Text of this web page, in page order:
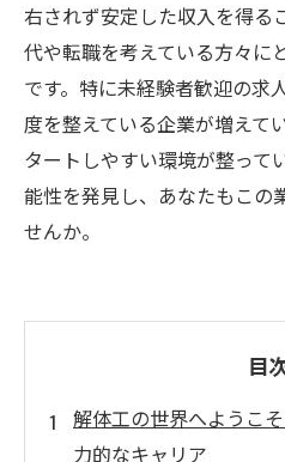
右されず安定した収入を得る
代や転職を考えている方々に
です。特に未経験者歓迎の求
度を整えている企業が増えて
タートしやすい環境が整って
能性を発見し、あなたもこの
せんか。
目
解体工の世界へようこ
力的なキャリア